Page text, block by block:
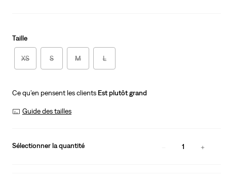
Taille
XS S M L
Ce qu’en pensent les clients Est plutôt grand
Guide des tailles
Sélectionner la quantité 1